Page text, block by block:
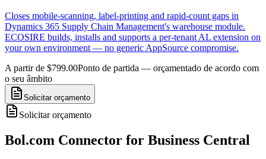
Closes mobile-scanning, label-printing and rapid-count gaps in
Dynamics 365 Supply Chain Management's warehouse module.
ECOSIRE builds, installs and supports a per-tenant AL extension on
your own environment — no generic AppSource compromise.
A partir de $799.00Ponto de partida — orçamentado de acordo com
o seu âmbito
Solicitar orçamento
Solicitar orçamento
Bol.com Connector for Business Central